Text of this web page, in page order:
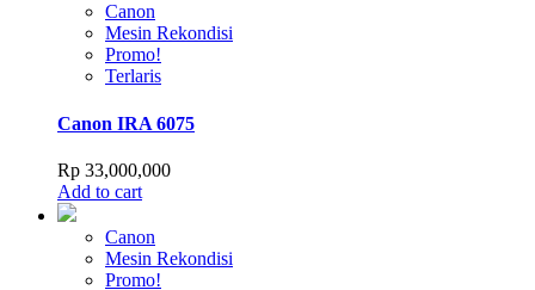
Canon
Mesin Rekondisi
Promo!
Terlaris
Canon IRA 6075
Rp 33,000,000
Add to cart
Canon
Mesin Rekondisi
Promo!